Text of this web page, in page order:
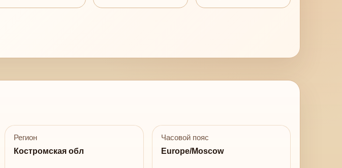
Регион
Костромская обл
Часовой пояс
Europe/Moscow